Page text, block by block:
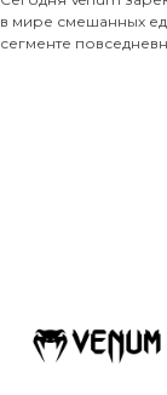
в мире смешанных
сегменте